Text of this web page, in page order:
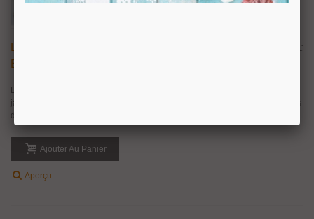
Bois
TTC
Lot de six inserts taraudés M4, M6 ou M8 pour bois, insert en métal zingué
jaune. Idéal pour la fixation résistante d'une vis métrique M4, M6 ou M8 dans
du bois.
Ajouter Au Panier
Aperçu